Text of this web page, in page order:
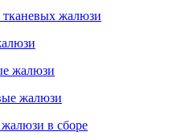
тканевых жалюзи
жалюзи
жалюзи
в сборе